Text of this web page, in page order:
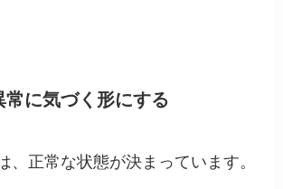
常に気づく形にする
、正常な状態が決まっています。